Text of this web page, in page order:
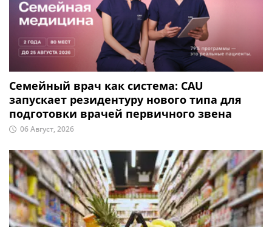
Семейный врач как система: CAU
запускает резидентуру нового типа для
подготовки врачей первичного звена
06 Август, 2026